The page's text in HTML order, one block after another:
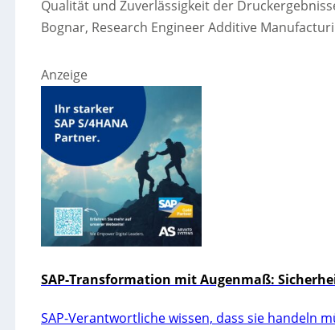
Qualität und Zuverlässigkeit der
Bognar, Research Engineer Additive
Anzeige
SAP-Transformation mit Augenmaß:
SAP-Verantwortliche wissen, dass sie handeln